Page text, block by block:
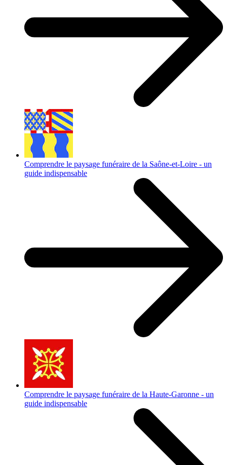
Comprendre le paysage funéraire de la Saône-et-Loire - un
guide indispensable
Comprendre le paysage funéraire de la Haute-Garonne - un
guide indispensable